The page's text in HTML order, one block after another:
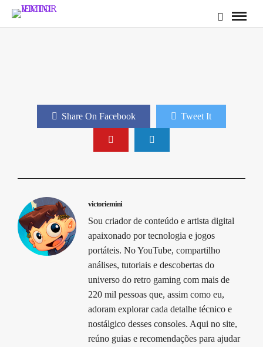
Share On Facebook Tweet It
victoriemini
Sou criador de conteúdo e artista digital
apaixonado por tecnologia e jogos
portáteis. No YouTube, compartilho
análises, tutoriais e descobertas do
universo do retro gaming com mais de
220 mil pessoas que, assim como eu,
adoram explorar cada detalhe técnico e
nostálgico desses consoles. Aqui no site,
reúno guias e recomendações para ajudar